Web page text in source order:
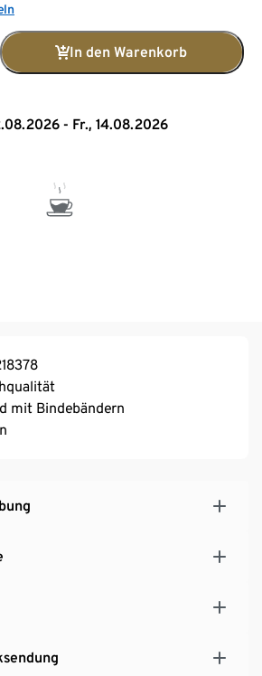
In den Warenkorb
- Fr., 14.08.2026
mit Bindebändern